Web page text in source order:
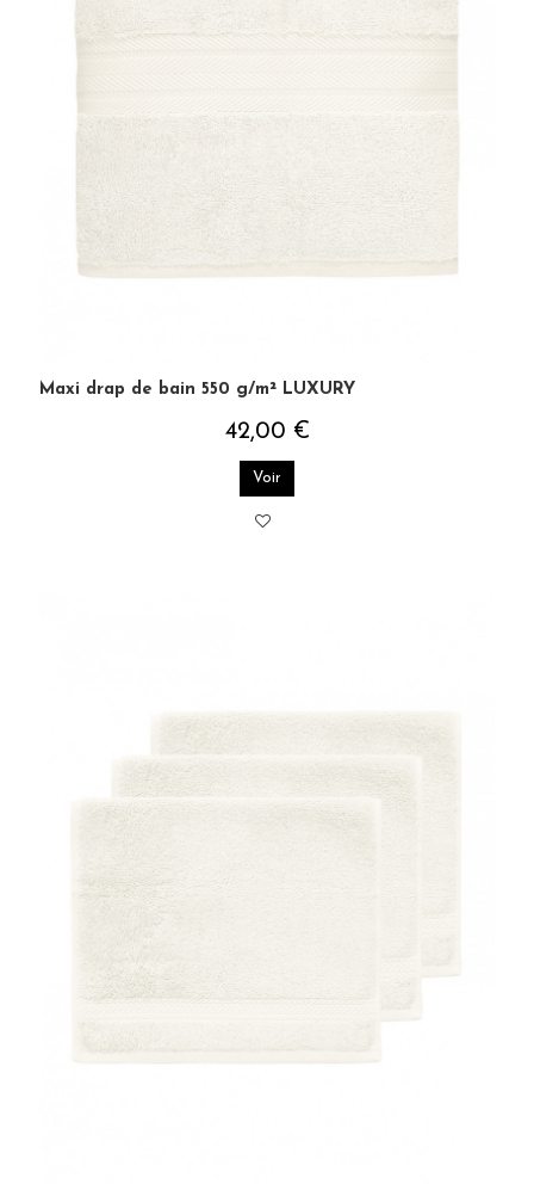
Maxi drap de bain 550 g/m² LUXURY
42,00 €
Voir